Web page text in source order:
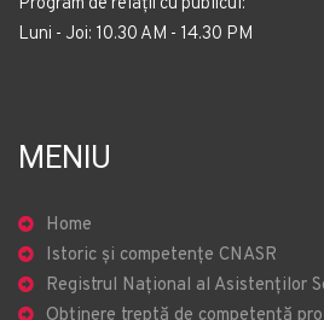
Luni - Joi: 10.30 AM - 14.30 PM
MENIU
Home
Istoric și competențe CNASR
Registrul Național al Asistenților